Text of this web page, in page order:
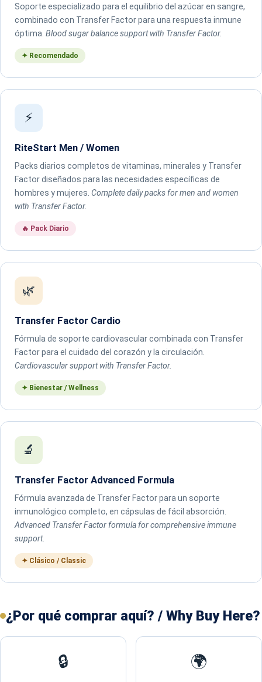
Soporte especializado para el equilibrio del azúcar en sangre,
combinado con Transfer Factor para una respuesta inmune
óptima. Blood sugar balance support with Transfer Factor.
✦ Recomendado
⚡
RiteStart Men / Women
Packs diarios completos de vitaminas, minerales y Transfer
Factor diseñados para las necesidades específicas de
hombres y mujeres. Complete daily packs for men and women
with Transfer Factor.
🔥 Pack Diario
🌿
Transfer Factor Cardio
Fórmula de soporte cardiovascular combinada con Transfer
Factor para el cuidado del corazón y la circulación.
Cardiovascular support with Transfer Factor.
✦ Bienestar / Wellness
🔬
Transfer Factor Advanced Formula
Fórmula avanzada de Transfer Factor para un soporte
inmunológico completo, en cápsulas de fácil absorción.
Advanced Transfer Factor formula for comprehensive immune
support.
✦ Clásico / Classic
¿Por qué comprar aquí? / Why Buy Here?
🔒 🌍